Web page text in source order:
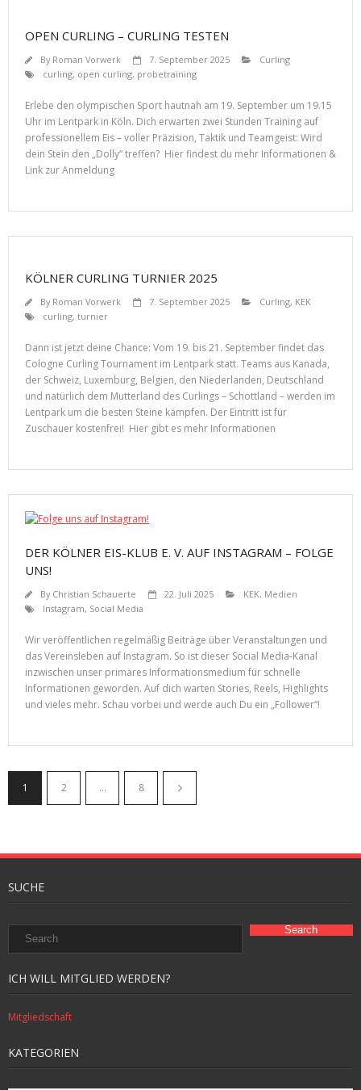
OPEN CURLING – CURLING TESTEN
By Roman Vorwerk 7. September 2025
Curling
curling, open curling, probetraining
Erlebe den olympischen Sport hautnah am 19. September um 19.15
Uhr im Lentpark in Köln. Dich erwarten zwei Stunden Training auf
professionellem Eis – voller Präzision, Taktik und Teamgeist: Wird
dein Stein den „Dolly“ treffen? Hier findest du mehr Informationen &
Link zur Anmeldung
KÖLNER CURLING TURNIER 2025
By Roman Vorwerk 7. September 2025 Curling, KEK
curling, turnier
Dann ist jetzt deine Chance: Vom 19. bis 21. September findet das
Cologne Curling Tournament im Lentpark statt. Teams aus Kanada,
der Schweiz, Luxemburg, Belgien, den Niederlanden, Deutschland
und natürlich dem Mutterland des Curlings – Schottland – werden im
Lentpark um die besten Steine kämpfen. Der Eintritt ist für
Zuschauer kostenfrei! Hier gibt es mehr Informationen
DER KÖLNER EIS-KLUB E. V. AUF INSTAGRAM – FOLGE
UNS!
By Christian Schauerte 22. Juli 2025 KEK, Medien
Instagram, Social Media
Wir veröffentlichen regelmäßig Beiträge über Veranstaltungen und
das Vereinsleben auf Instagram. So ist dieser Social Media-Kanal
inzwischen unser primäres Informationsmedium für schnelle
Informationen geworden. Auf dich warten Stories, Reels, Highlights
und vieles mehr. Schau vorbei und werde auch Du ein „Follower“!
1 2 … 8
SUCHE
ICH WILL MITGLIED WERDEN?
Mitgliedschaft
KATEGORIEN